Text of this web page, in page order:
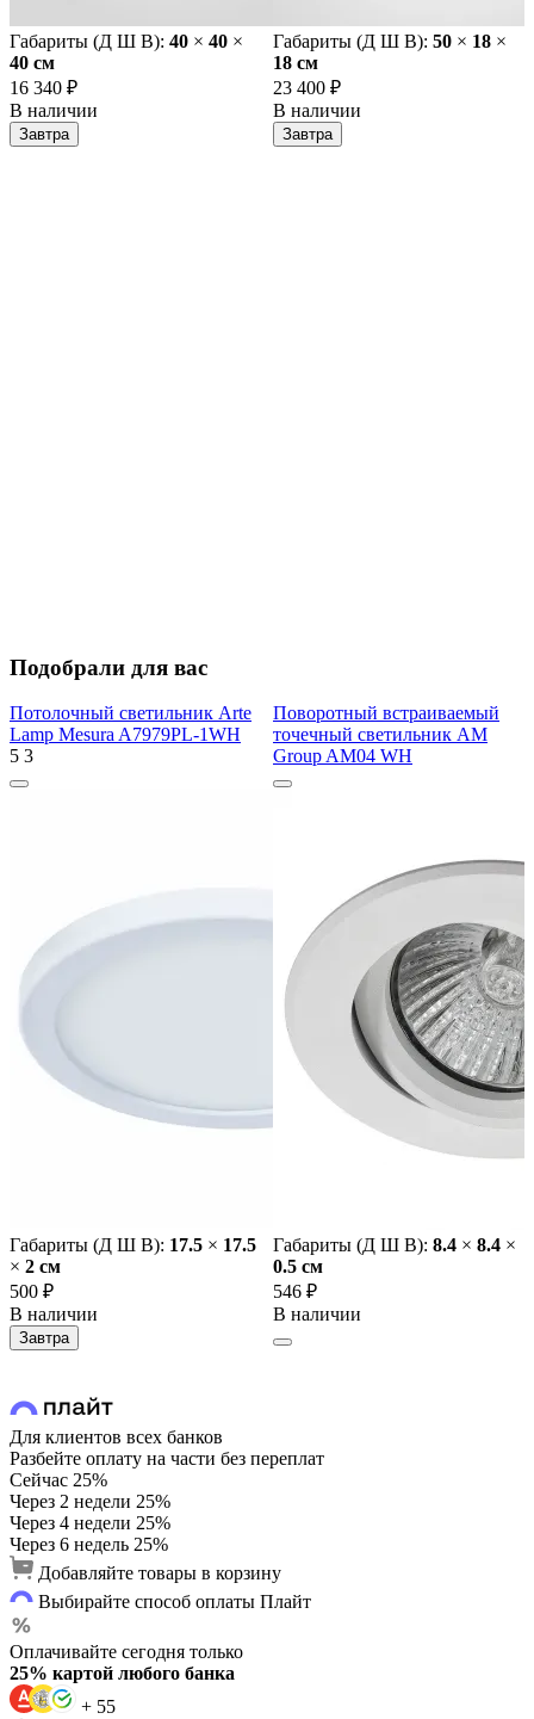
Габариты (Д Ш В): 40 × 40 ×
40 cм
16 340 ₽
В наличии
Завтра
Габариты (Д Ш В): 50 × 18 ×
18 cм
23 400 ₽
В наличии
Завтра
Подобрали для вас
Потолочный светильник Arte
Lamp Mesura A7979PL-1WH
5 3
Габариты (Д Ш В): 17.5 × 17.5
× 2 cм
500 ₽
В наличии
Завтра
Поворотный встраиваемый
точечный светильник AM
Group AM04 WH
Габариты (Д Ш В): 8.4 × 8.4 ×
0.5 cм
546 ₽
В наличии
Для клиентов всех банков
Разбейте оплату на части без переплат
Сейчас 25%
Через 2 недели 25%
Через 4 недели 25%
Через 6 недель 25%
Добавляйте товары в корзину
Выбирайте способ оплаты Плайт
Оплачивайте сегодня только
25% картой любого банка
+ 55